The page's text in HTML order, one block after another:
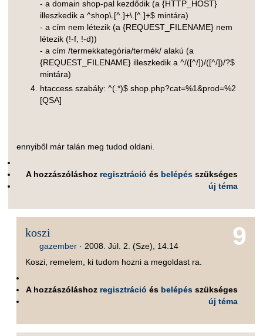
- a domain shop-pal kezdődik (a {HTTP_HOST}
illeszkedik a ^shop\.[^.]+\.[^.]+$ mintára)
- a cím nem létezik (a {REQUEST_FILENAME} nem
létezik (!-f, !-d))
- a cím /termekkategória/termék/ alakú (a
{REQUEST_FILENAME} illeszkedik a ^/([^/])/([^/])/?$
mintára)
htaccess szabály: ^(.*)$ shop.php?cat=%1&prod=%2
[QSA]
ennyiből már talán meg tudod oldani.
A hozzászóláshoz regisztráció és belépés szükséges
új téma
9
koszi
gazember· 2008. Júl. 2. (Sze), 14.14
Koszi, remelem, ki tudom hozni a megoldast ra.
A hozzászóláshoz regisztráció és belépés szükséges
új téma